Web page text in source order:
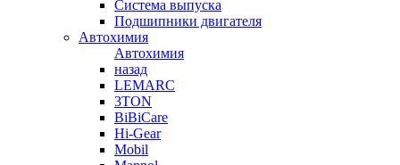
Система выпуска
Подшипники двигателя
Автохимия
Автохимия
назад
LEMARC
3TON
BiBiCare
Hi-Gear
Mobil